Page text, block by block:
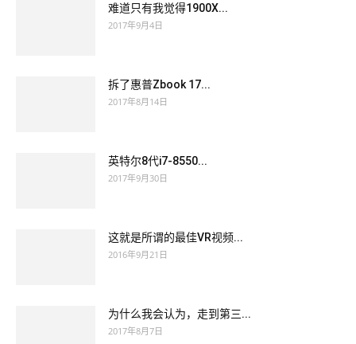
难道只有我觉得1900X...
2017年9月4日
拆了惠普Zbook 17...
2017年8月14日
英特尔8代i7-8550...
2017年9月30日
这就是所谓的最佳VR视频...
2016年9月21日
为什么我会认为，走到第三...
2017年8月7日